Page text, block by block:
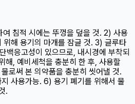
침적 시에는 뚜껑을 덮을 것. 2) 사용
위해 용기의 마개를 잠글 것. 3) 글루타
백응고성이 있으므로, 내시경에 부착되
해, 예비세척을 충분히 한 후, 사용할
로써 본 의약품을 충분히 씻어낼 것.
사용가능. 6) 용기 폐기를 위해서 물
.